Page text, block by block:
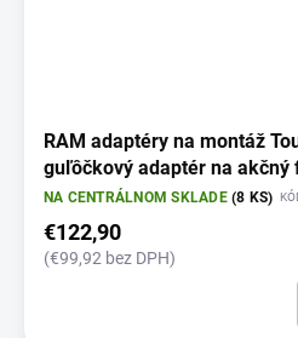
RAM adaptéry na montáž
guľôčkový adaptér na
NA CENTRÁLNOM SKLADE(8 KS)
€122,90
(€99,92 bez DPH)